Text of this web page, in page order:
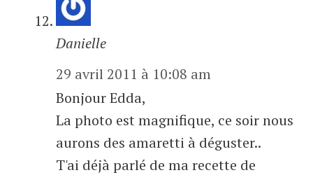
Danielle
29 avril 2011 à 10:08 am
Bonjour Edda,
La photo est magnifique, ce soir nous
aurons des amaretti à déguster..
T'ai déjà parlé de ma recette de